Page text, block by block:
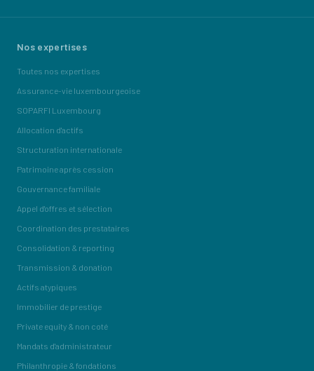
Nos expertises
Toutes nos expertises
Assurance-vie luxembourgeoise
SOPARFI Luxembourg
Allocation d'actifs
Structuration internationale
Patrimoine après cession
Gouvernance familiale
Appel d'offres et sélection
Coordination des prestataires
Consolidation & reporting
Transmission & donation
Actifs atypiques
Immobilier de prestige
Private equity & non coté
Mandats d'administrateur
Philanthropie & fondations